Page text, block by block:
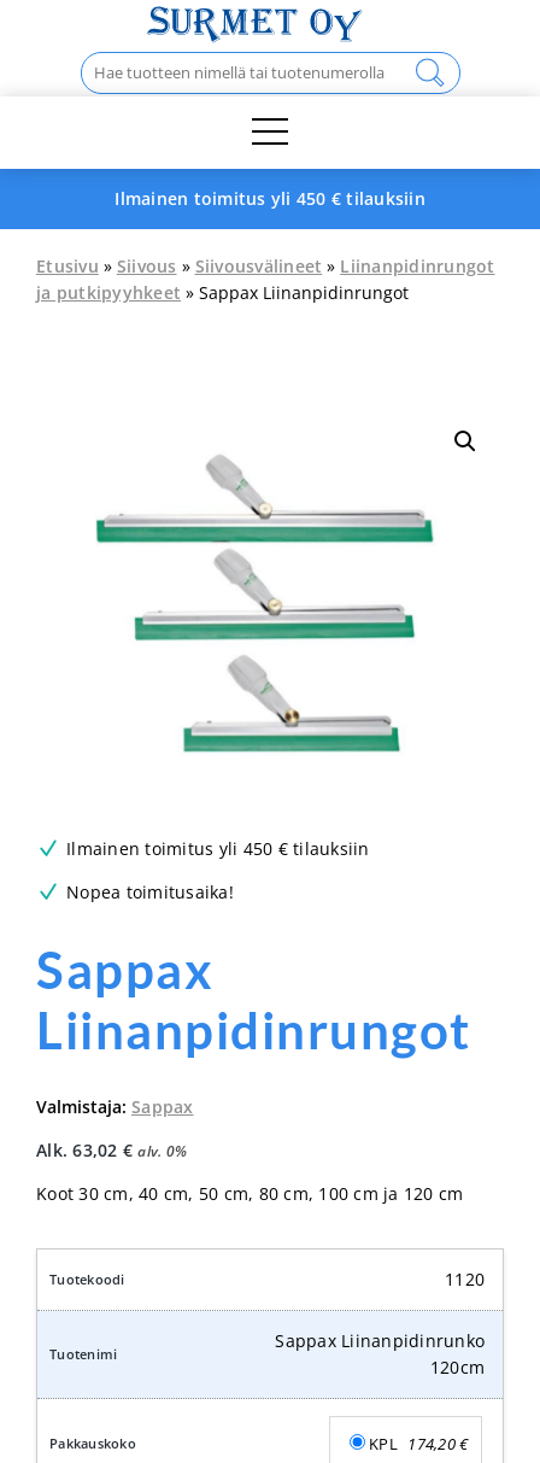
Haku:
Ilmainen toimitus yli 450 € tilauksiin
Etusivu » Siivous » Siivousvälineet » Liinanpidinrungot
ja putkipyyhkeet » Sappax Liinanpidinrungot
Ilmainen toimitus yli 450 € tilauksiin
Nopea toimitusaika!
Sappax
Liinanpidinrungot
Valmistaja: Sappax
Alk.63,02 € alv. 0%
Koot 30 cm, 40 cm, 50 cm, 80 cm, 100 cm ja 120 cm
1120
Sappax Liinanpidinrunko
120cm
KPL 174,20€